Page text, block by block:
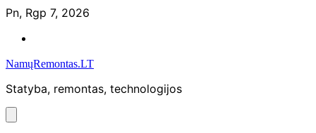
Skip
content
Pn, Rgp 7, 2026
NamųRemontas.LT
Statyba, remontas, technologijos